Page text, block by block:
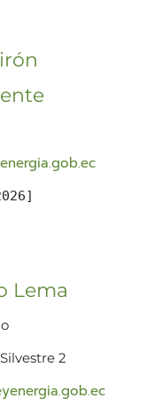
Lema
2